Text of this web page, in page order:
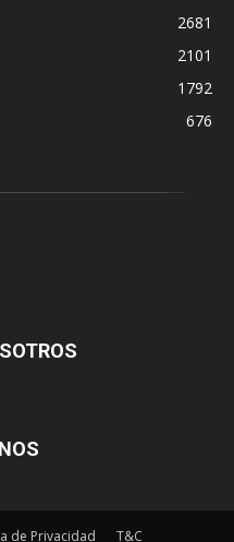
2681
2101
1792
676
de Privacidad T&C